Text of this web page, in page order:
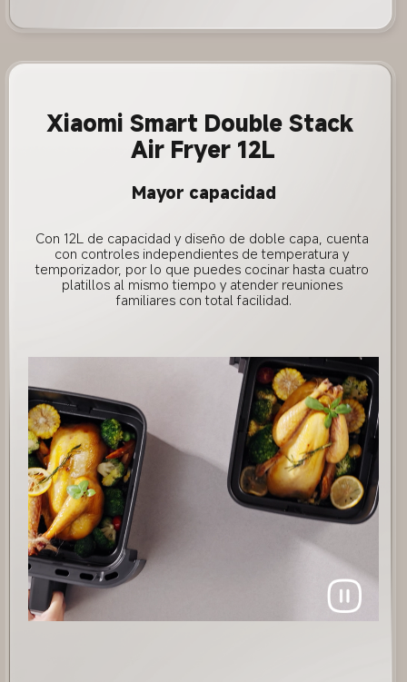
Xiaomi Smart Double Stack
Air Fryer 12L
Mayor capacidad
Con 12L de capacidad y diseño de doble capa, cuenta
con controles independientes de temperatura y
temporizador, por lo que puedes cocinar hasta cuatro
platillos al mismo tiempo y atender reuniones
familiares con total facilidad.